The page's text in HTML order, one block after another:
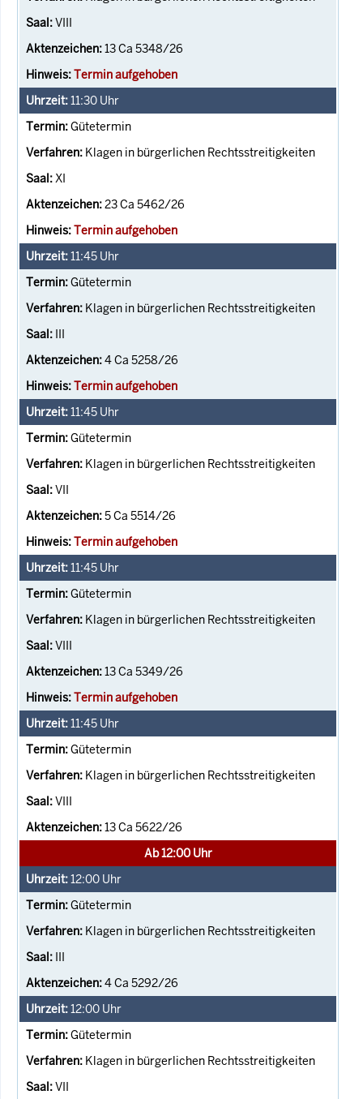
VIII
13 Ca 5348/26
Termin aufgehoben
11:30 Uhr
Gütetermin
Klagen in bürgerlichen Rechtsstreitigkeiten
XI
23 Ca 5462/26
Termin aufgehoben
11:45 Uhr
Gütetermin
Klagen in bürgerlichen Rechtsstreitigkeiten
III
4 Ca 5258/26
Termin aufgehoben
11:45 Uhr
Gütetermin
Klagen in bürgerlichen Rechtsstreitigkeiten
VII
5 Ca 5514/26
Termin aufgehoben
11:45 Uhr
Gütetermin
Klagen in bürgerlichen Rechtsstreitigkeiten
VIII
13 Ca 5349/26
Termin aufgehoben
11:45 Uhr
Gütetermin
Klagen in bürgerlichen Rechtsstreitigkeiten
VIII
13 Ca 5622/26
Ab 12:00 Uhr
12:00 Uhr
Gütetermin
Klagen in bürgerlichen Rechtsstreitigkeiten
III
4 Ca 5292/26
12:00 Uhr
Gütetermin
Klagen in bürgerlichen Rechtsstreitigkeiten
VII